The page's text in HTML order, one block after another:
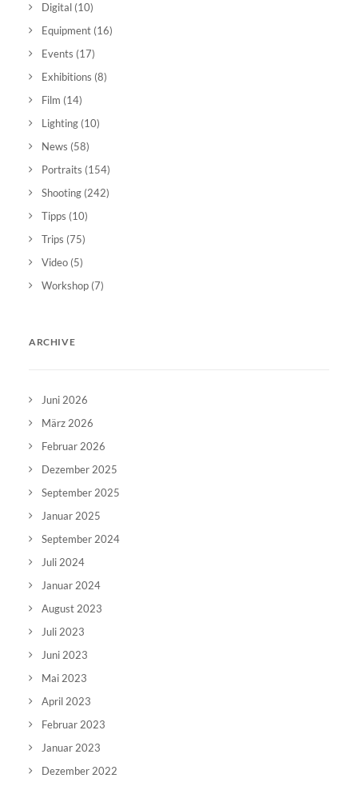
Digital (10)
Equipment (16)
Events (17)
Exhibitions (8)
Film (14)
Lighting (10)
News (58)
Portraits (154)
Shooting (242)
Tipps (10)
Trips (75)
Video (5)
Workshop (7)
ARCHIVE
Juni 2026
März 2026
Februar 2026
Dezember 2025
September 2025
Januar 2025
September 2024
Juli 2024
Januar 2024
August 2023
Juli 2023
Juni 2023
Mai 2023
April 2023
Februar 2023
Januar 2023
Dezember 2022